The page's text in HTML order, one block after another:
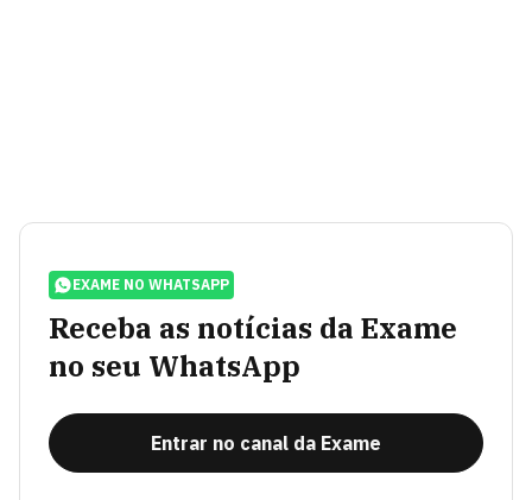
EXAME NO WHATSAPP
Receba as notícias da Exame
no seu WhatsApp
Entrar no canal da Exame